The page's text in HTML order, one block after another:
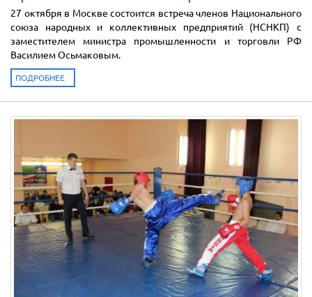
27 октября в Москве состоится встреча членов Национального
союза народных и коллективных предприятий (НСНКП) с
заместителем министра промышленности и торговли РФ
Василием Осьмаковым.
ПОДРОБНЕЕ